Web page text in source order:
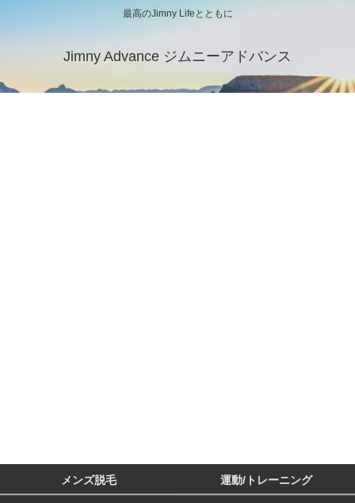
最高のJimny Lifeとともに
Jimny Advance ジムニーアドバンス
メンズ脱毛 運動/トレーニング